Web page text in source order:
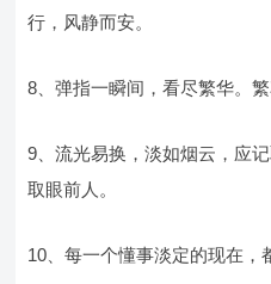
行，风静而安。
8、弹指一瞬间，看尽繁华。
9、流光易换，淡如烟云，应
取眼前人。
10、每一个懂事淡定的现在，